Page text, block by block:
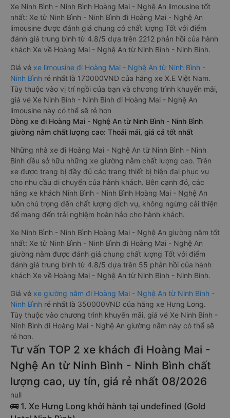
Xe Ninh Bình - Ninh Bình Hoàng Mai - Nghệ An limousine tốt
nhất: Xe từ Ninh Bình - Ninh Bình đi Hoàng Mai - Nghệ An
limousine được đánh giá chung có chất lượng Tốt với điểm
đánh giá trung bình từ 4.8/5 dựa trên 2212 phản hồi của hành
khách Xe về Hoàng Mai - Nghệ An từ Ninh Bình - Ninh Bình.
Giá vé xe limousine đi Hoàng Mai - Nghệ An từ Ninh Bình -
Ninh Bình rẻ nhất là 170000VND của hãng xe X.E Việt Nam.
Tùy thuộc vào vị trí ngồi của bạn và chương trình khuyến mãi,
giá vé Xe Ninh Bình - Ninh Bình đi Hoàng Mai - Nghệ An
limousine này có thể sẽ rẻ hơn
Dòng xe đi Hoàng Mai - Nghệ An từ Ninh Bình - Ninh Bình
giường nằm chất lượng cao: Thoải mái, giá cả tốt nhất
Những nhà xe đi Hoàng Mai - Nghệ An từ Ninh Bình - Ninh
Bình đều sở hữu những xe giường nằm chất lượng cao. Trên
xe được trang bị đầy đủ các trang thiết bị hiện đại phục vụ
cho nhu cầu di chuyển của hành khách. Bên cạnh đó, các
hãng xe khách Ninh Bình - Ninh Bình Hoàng Mai - Nghệ An
luôn chú trọng đến chất lượng dịch vụ, không ngừng cải thiện
để mang đến trải nghiệm hoàn hảo cho hành khách.
Xe Ninh Bình - Ninh Bình Hoàng Mai - Nghệ An giường nằm tốt
nhất: Xe từ Ninh Bình - Ninh Bình đi Hoàng Mai - Nghệ An
giường nằm được đánh giá chung chất lượng Tốt với điểm
đánh giá trung bình từ 4.8/5 dựa trên 55 phản hồi của hành
khách Xe về Hoàng Mai - Nghệ An từ Ninh Bình - Ninh Bình.
Giá vé xe giường nằm đi Hoàng Mai - Nghệ An từ Ninh Bình -
Ninh Bình rẻ nhất là 350000VND của hãng xe Hưng Long.
Tùy thuộc vào chương trình khuyến mãi, giá vé Xe Ninh Bình -
Ninh Bình đi Hoàng Mai - Nghệ An giường nằm này có thể sẽ
rẻ hơn.
Tư vấn TOP 2 xe khách đi Hoàng Mai -
Nghệ An từ Ninh Bình - Ninh Bình chất
lượng cao, uy tín, giá rẻ nhất 08/2026
null
🚌 1. Xe Hưng Long khởi hành tại undefined (Gold